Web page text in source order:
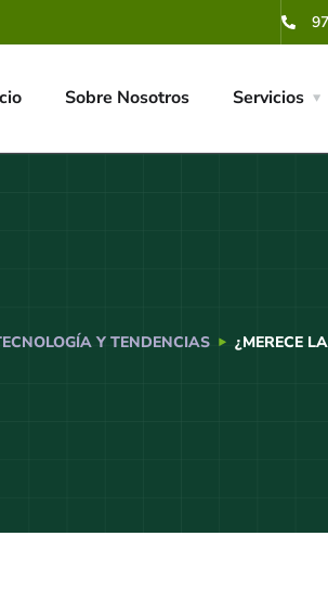
Sobre Nosotros Servicios
Y TENDENCIAS ¿MERECE